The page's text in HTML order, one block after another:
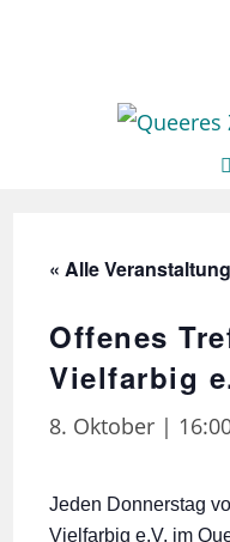
« Alle
Offenes
Vielfarbig
8. Oktober |
Jeden Donnerstag
Vielfarbig e.V. im